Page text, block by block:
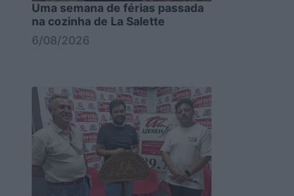
Uma semana de férias passada
na cozinha de La Salette
6/08/2026